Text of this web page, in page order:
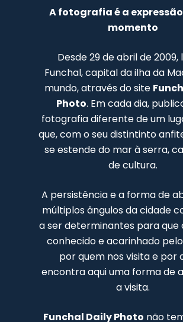
A fotografia é a
momento
Desde 29 de abril de 2009,
Funchal, capital da ilha da
mundo, através do site
Photo. Em cada dia,
fotografia diferente de um
que, com o seu distintinto
se estende do mar à serra,
de cultura.
A persistência e a forma de
múltiplos ângulos da cidade
a ser determinantes para que
conhecido e acarinhado
por quem nos visita e por
encontra aqui uma forma de
a visita.
Funchal Daily Photo não